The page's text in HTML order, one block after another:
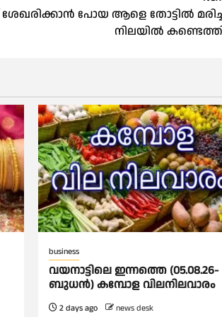
ശേഖരിക്കാൻ പോയ ആളെ തോട്ടിൽ
നിലയിൽ
business
വയനാട്ടിലെ ഇന്നത്തെ (05.08.26-
ബുധൻ) കമ്പോള വിലനിലവാരം
2 days ago news desk